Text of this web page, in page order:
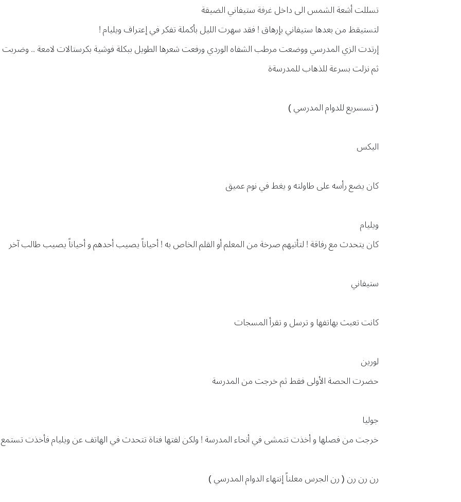
تسللت أشعة الشمس الى داخلغرفةستيفاني الضيقة
لتستيقظ من بعدها ستيفاني بإرهاق ! فقد سهرت الليل بأكملة تفكر في إعتراف ويليام !
إرتدت الزي المدرسي ووضعت مرطب الشفاه الوردي ورفعت شعرها الطويل ببكلة فوشية بكرستالات لامعة .. وضربت
ثم نزلت بسرعة للذهاب للمدرسةة
( تسسريع للدوام المدرسي )
اليكس
كان يضع رأسه على طاولته و يغط في نوم عميق
ويليام
كان يتحدث مع رفاقة ! لتأتيهم صرخة من المعلم أو القلم الخاص به ! أحياناً يصيب أحدهم و أحياناً يصيب طالب آخر
ستيفاني
كانت تعبث بهاتفها و ترسل و تقرأ المسجات
لورين
حضرت الحصة الأولى فقط ثم خرجت من المدرسة
جوليا
خرجت من فصلها و أخذت تتمشى في أنحاء المدرسة ! ولكن لفتها فتاة تتحدث في الهاتف عن ويليام فأخذت تستمع
رن رن رن ( رن الجرس معلناً إنتهاء الدوام المدرسي )